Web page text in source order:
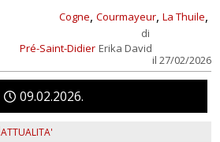
Cogne, Courmayeur, La Thuile,
Pré-Saint-Didier
di
Erika David
il 27/02/2026
0902 2026
ATTUALITA'